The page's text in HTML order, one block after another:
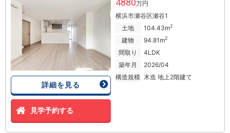
詳細を見る
見学予約する
万円
横浜市瀬谷区瀬谷1
土地
104.43m2
建物 94.81m2
間取り
4LDK
築年月
2026/04
構造規模 木造 地上2階建て